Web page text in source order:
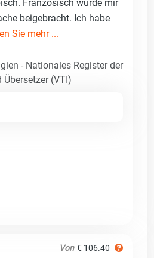
Französisch wurde mir
beigebracht. Ich habe
Sie mehr ...
- Nationales Register der
(VTI)
Von € 106.40